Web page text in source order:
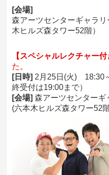
[会場]
森アーツセンターギャラ
木ヒルズ森タワー52階）
【スペシャルレクチャー付
た。
[日時] 2月25日(火) 18:30
終受付は19:00まで）
[会場] 森アーツセンターギ
(六本木ヒルズ森タワー52